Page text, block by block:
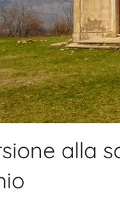
alla